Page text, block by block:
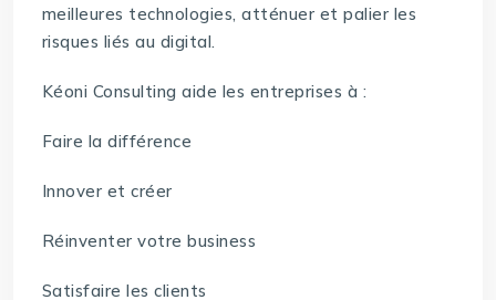
meilleures technologies, atténuer et palier les
risques liés au digital.
Kéoni Consulting aide les entreprises à :
Faire la différence
Innover et créer
Réinventer votre business
Satisfaire les clients